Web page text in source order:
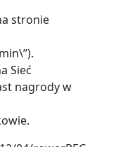
stronie
Sieć
nagrody w